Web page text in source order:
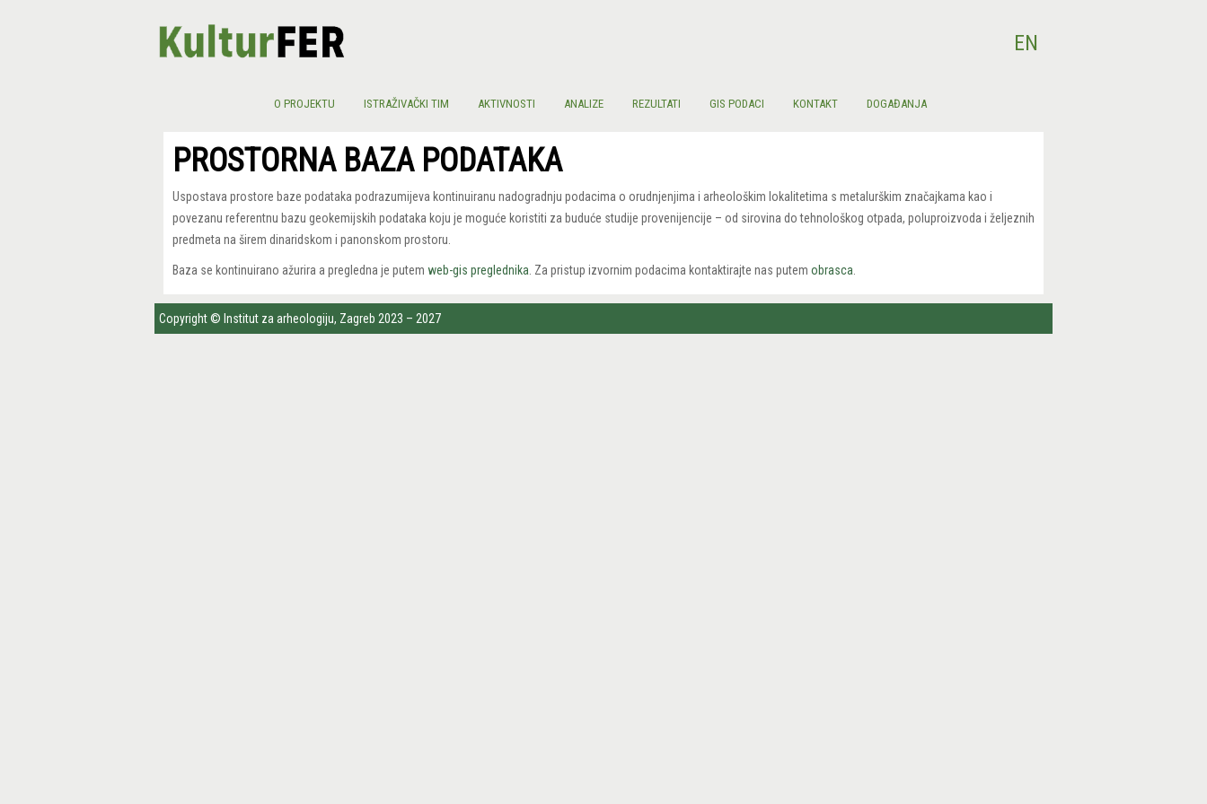
EN
O PROJEKTU ISTRAŽIVAČKI TIM AKTIVNOSTI ANALIZE REZULTATI GIS PODACI KONTAKT DOGAĐANJA
PROSTORNA BAZA PODATAKA
Uspostava prostore baze podataka podrazumijeva kontinuiranu nadogradnju podacima o orudnjenjima i arheološkim lokalitetima s metalurškim značajkama kao i
povezanu referentnu bazu geokemijskih podataka koju je moguće koristiti za buduće studije provenijencije – od sirovina do tehnološkog otpada, poluproizvoda i željeznih
predmeta na širem dinaridskom i panonskom prostoru.
Baza se kontinuirano ažurira a pregledna je putem web-gis preglednika. Za pristup izvornim podacima kontaktirajte nas putem obrasca.
Copyright © Institut za arheologiju, Zagreb 2023 – 2027